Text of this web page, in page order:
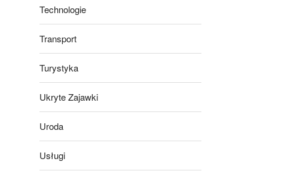
Technologie
Transport
Turystyka
Ukryte Zajawki
Uroda
Usługi